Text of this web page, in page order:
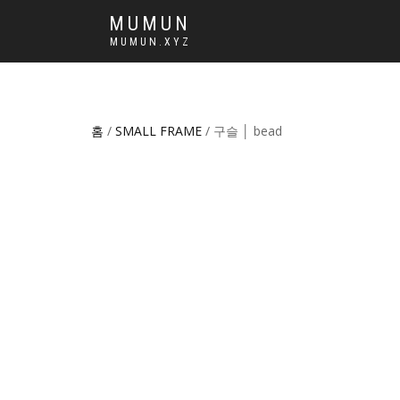
MUMUN
MUMUN.XYZ
홈 / SMALL FRAME / 구슬 │ bead